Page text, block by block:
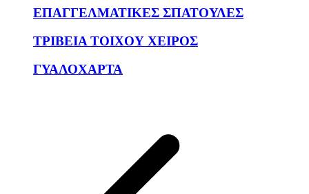
ΕΠΑΓΓΕΛΜΑΤΙΚΕΣ ΣΠΑΤΟΥΛΕΣ
ΤΡΙΒΕΙΑ ΤΟΙΧΟΥ ΧΕΙΡΟΣ
ΓΥΑΛΟΧΑΡΤΑ